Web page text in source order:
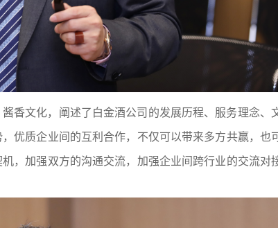
香文化，阐述了白金酒公司的发展历程、服务理念、
优质企业间的互利合作，不仅可以带来多方共赢，也
，加强双方的沟通交流，加强企业间跨行业的交流对